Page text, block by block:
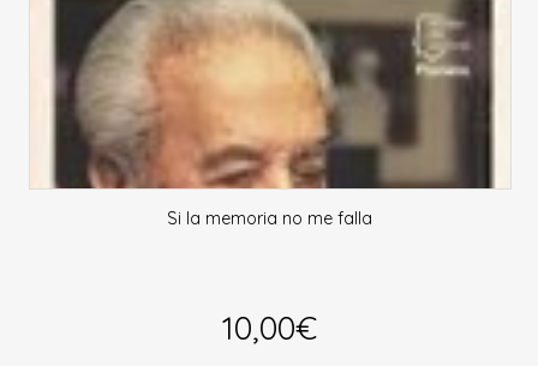
Si la memoria no me falla
10,00€